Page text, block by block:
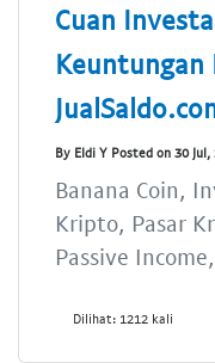
Cuan
Keuntungan
By Eldi Y Posted on 30 Jul,
Banana Coin,
Kripto, Pasar
Passive
Dilihat: 1212 kali